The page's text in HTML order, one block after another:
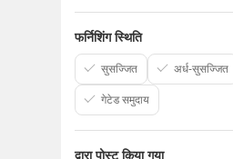
फर्निशिंग स्थिति
सुसज्जित अर्ध-सुसज्जित
गेटेड समुदाय
द्वारा पोस्ट किया गया